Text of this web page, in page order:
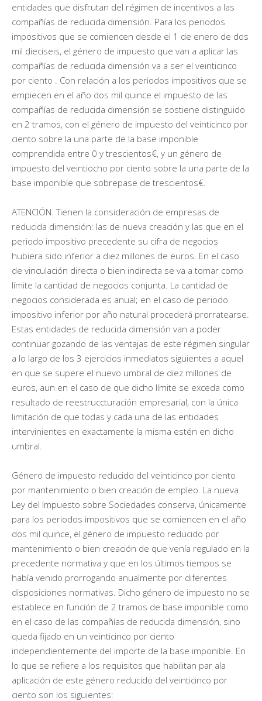
entidades que disfrutan del régimen de incentivos a las
compañías de reducida dimensión. Para los periodos
impositivos que se comiencen desde el 1 de enero de dos
mil dieciseis, el género de impuesto que van a aplicar las
compañías de reducida dimensión va a ser el veinticinco
por ciento . Con relación a los periodos impositivos que se
empiecen en el año dos mil quince el impuesto de las
compañías de reducida dimensión se sostiene distinguido
en 2 tramos, con el género de impuesto del veinticinco por
ciento sobre la una parte de la base imponible
comprendida entre 0 y trescientos€, y un género de
impuesto del veintiocho por ciento sobre la una parte de la
base imponible que sobrepase de trescientos€.
ATENCIÓN. Tienen la consideración de empresas de
reducida dimensión: las de nueva creación y las que en el
periodo impositivo precedente su cifra de negocios
hubiera sido inferior a diez millones de euros. En el caso
de vinculación directa o bien indirecta se va a tomar como
límite la cantidad de negocios conjunta. La cantidad de
negocios considerada es anual; en el caso de periodo
impositivo inferior por año natural procederá prorratearse.
Estas entidades de reducida dimensión van a poder
continuar gozando de las ventajas de este régimen singular
a lo largo de los 3 ejercicios inmediatos siguientes a aquel
en que se supere el nuevo umbral de diez millones de
euros, aun en el caso de que dicho límite se exceda como
resultado de reestruccturación empresarial, con la única
limitación de que todas y cada una de las entidades
intervinientes en exactamente la misma estén en dicho
umbral.
Género de impuesto reducido del veinticinco por ciento
por mantenimiento o bien creación de empleo. La nueva
Ley del Impuesto sobre Sociedades conserva, únicamente
para los periodos impositivos que se comiencen en el año
dos mil quince, el género de impuesto reducido por
mantenimiento o bien creación de que venía regulado en la
precedente normativa y que en los últimos tiempos se
había venido prorrogando anualmente por diferentes
disposiciones normativas. Dicho género de impuesto no se
establece en función de 2 tramos de base imponible como
en el caso de las compañías de reducida dimensión, sino
queda fijado en un veinticinco por ciento
independientemente del importe de la base imponible. En
lo que se refiere a los requisitos que habilitan par ala
aplicación de este género reducido del veinticinco por
ciento son los siguientes: